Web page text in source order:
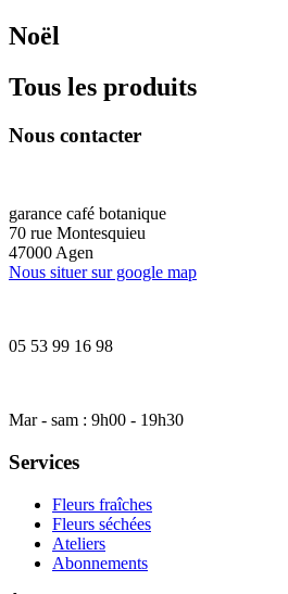
Noël
Tous les produits
Nous contacter
garance café botanique
70 rue Montesquieu
47000 Agen
Nous situer sur google map
05 53 99 16 98
Mar - sam : 9h00 - 19h30
Services
Fleurs fraîches
Fleurs séchées
Ateliers
Abonnements